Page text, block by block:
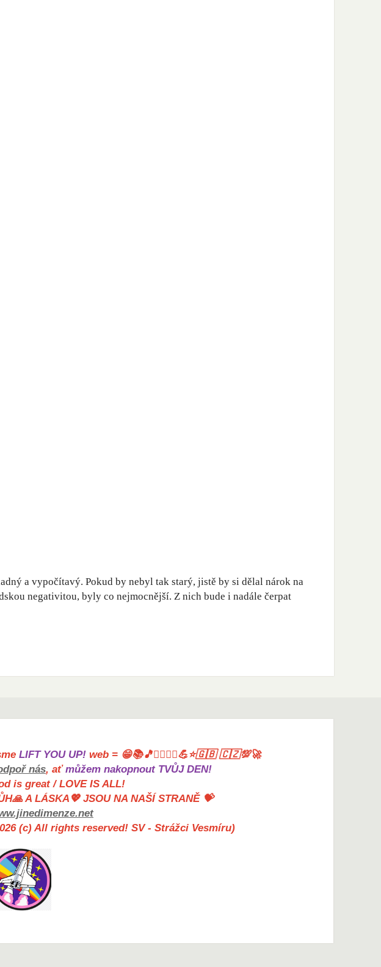
a vypočítavý. Pokud by nebyl tak starý, jistě by si dělal nárok na
negativitou, byly co nejmocnější. Z nich bude i nadále čerpat
LIFT YOU UP! web = 😁📚🎵🤸‍♀️🏋️‍♀️💪⭐🇬🇧 🇨🇿💯🚀
nás, aťmůžem nakopnout TVŮJ DEN!
is great / LOVE IS ALL!
A LÁSKA💖 JSOU NA NAŠÍ STRANĚ 💝
(c) All rights reserved! SV - Strážci Vesmíru)